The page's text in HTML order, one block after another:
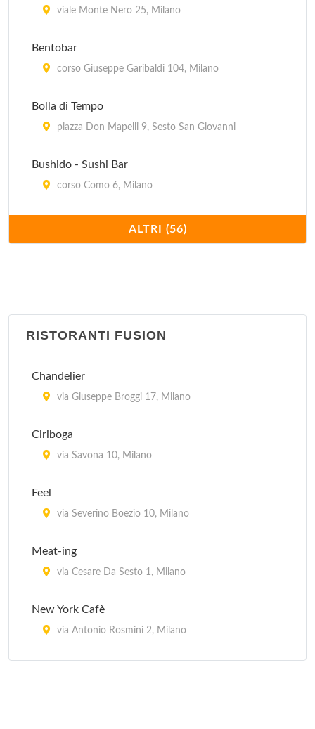
Sarla
Serendib
viale Monte Nero 25, Milano
Bentobar
corso Giuseppe Garibaldi 104, Milano
Bolla di Tempo
piazza Don Mapelli 9, Sesto San Giovanni
Bushido - Sushi Bar
corso Como 6, Milano
Compagnia generale dei viaggiatori, naviganti e
Finger's
via San Gerolamo Emiliani 2, Milano
viale Montello 9, Milano
via degli Zuccaro 5, Milano
ALTRI (56)
RISTORANTI FUSION
Chandelier
via Giuseppe Broggi 17, Milano
Ciriboga
via Savona 10, Milano
Feel
via Severino Boezio 10, Milano
Meat-ing
via Cesare Da Sesto 1, Milano
New York Cafè
via Antonio Rosmini 2, Milano